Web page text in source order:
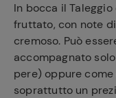
In bocca il
fruttato, con note
cremoso. Può
accompagnato
pere) oppure
soprattutto un